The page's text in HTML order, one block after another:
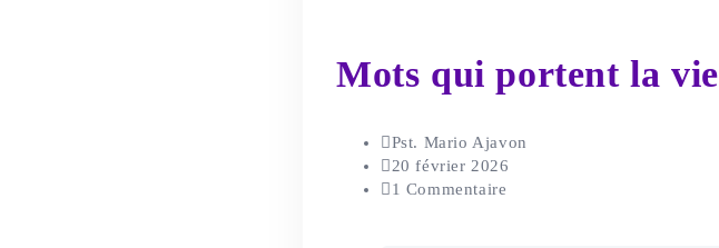
Mots qui portent la vie
Pst. Mario Ajavon
20 février 2026
1 Commentaire